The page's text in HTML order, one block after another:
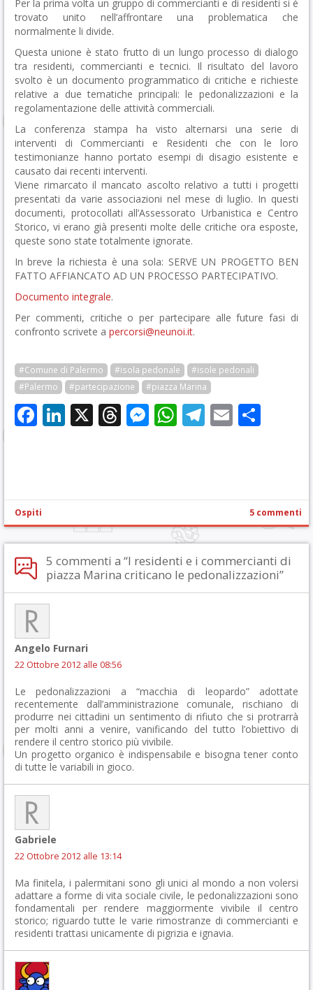
Per la prima volta un gruppo di commercianti e di residenti si è
trovato unito nell’affrontare una problematica che
normalmente li divide.
Questa unione è stato frutto di un lungo processo di dialogo
tra residenti, commercianti e tecnici. Il risultato del lavoro
svolto è un documento programmatico di critiche e richieste
relative a due tematiche principali: le pedonalizzazioni e la
regolamentazione delle attività commerciali.
La conferenza stampa ha visto alternarsi una serie di
interventi di Commercianti e Residenti che con le loro
testimonianze hanno portato esempi di disagio esistente e
causato dai recenti interventi.
Viene rimarcato il mancato ascolto relativo a tutti i progetti
presentati da varie associazioni nel mese di luglio. In questi
documenti, protocollati all’Assessorato Urbanistica e Centro
Storico, vi erano già presenti molte delle critiche ora esposte,
queste sono state totalmente ignorate.
In breve la richiesta è una sola: SERVE UN PROGETTO BEN
FATTO AFFIANCATO AD UN PROCESSO PARTECIPATIVO.
Documento integrale.
Per commenti, critiche o per partecipare alle future fasi di
confronto scrivete a percorsi@neunoi.it.
#Comune di Palermo #isola pedonale
#isole pedonali
#Palermo
#partecipazione #piazza Marina
Facebook
LinkedIn
X Threads
Messenger
WhatsApp
Telegram
Email
Ospiti 5 commenti
5 commenti a “I residenti e i commercianti di
piazza Marina criticano le pedonalizzazioni”
Angelo Furnari
22 Ottobre 2012 alle 08:56
Le pedonalizzazioni a “macchia di leopardo” adottate
recentemente dall’amministrazione comunale, rischiano di
produrre nei cittadini un sentimento di rifiuto che si protrarrà
per molti anni a venire, vanificando del tutto l’obiettivo di
rendere il centro storico più vivibile.
Un progetto organico è indispensabile e bisogna tener conto
di tutte le variabili in gioco.
Gabriele
22 Ottobre 2012 alle 13:14
Ma finitela, i palermitani sono gli unici al mondo a non volersi
adattare a forme di vita sociale civile, le pedonalizzazioni sono
fondamentali per rendere maggiormente vivibile il centro
storico; riguardo tutte le varie rimostranze di commercianti e
residenti trattasi unicamente di pigrizia e ignavia.